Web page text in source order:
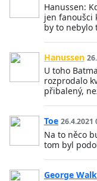
Hanussen:
jen fanoušci
by to nebylo
Hanussen
U toho
rozprodalo
přibalený,
Toe 26.4.2021
Na to něco
tom byl
George